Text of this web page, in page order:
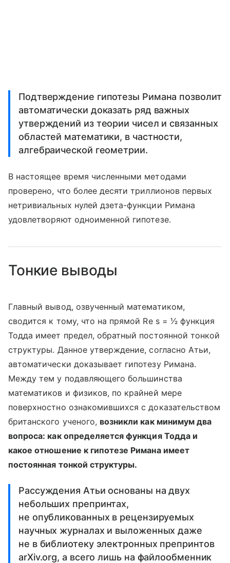
Подтверждение гипотезы Римана позволит
автоматически доказать ряд важных
утверждений из теории чисел и связанных
областей математики, в частности,
алгебраической геометрии.
В настоящее время численными методами
проверено, что более десяти триллионов первых
нетривиальных нулей дзета-функции Римана
удовлетворяют одноименной гипотезе.
Тонкие выводы
Главный вывод, озвученный математиком,
сводится к тому, что на прямой Re s = 1⁄2 функция
Тодда имеет предел, обратный постоянной тонкой
структуры. Данное утверждение, согласно Атьи,
автоматически доказывает гипотезу Римана.
Между тем у подавляющего большинства
математиков и физиков, по крайней мере
поверхностно ознакомившихся с доказательством
британского ученого, возникли как минимум два
вопроса: как определяется функция Тодда и
какое отношение к гипотезе Римана имеет
постоянная тонкой структуры.
Рассуждения Атьи основаны на двух
небольших препринтах,
не опубликованных в рецензируемых
научных журналах и выложенных даже
не в библиотеку электронных препринтов
arXiv.org, а всего лишь на файлообменник